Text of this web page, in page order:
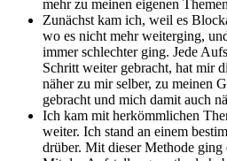
mehr zu meinen eigenen
Zunächst kam ich, weil es
wo es nicht mehr weiterging,
immer schlechter ging. Jede
Schritt weiter gebracht, hat mir
näher zu mir selber, zu meinen
gebracht und mich damit auch
Ich kam mit herkömmlichen
weiter. Ich stand an einem
drüber. Mit dieser Methode ging